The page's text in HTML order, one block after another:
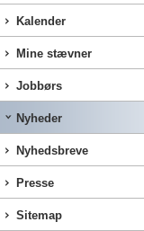
Kalender
Mine stævner
Jobbørs
Nyheder
Nyhedsbreve
Presse
Sitemap